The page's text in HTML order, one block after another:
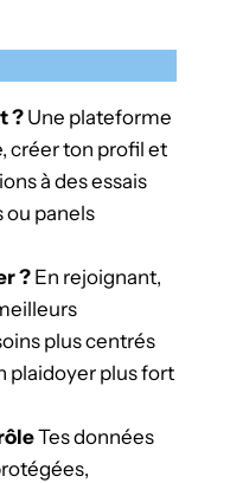
? Une plateforme
créer ton profil et
à des essais
ou panels
? En rejoignant,
plus centrés
plaidoyer plus fort
Tes données